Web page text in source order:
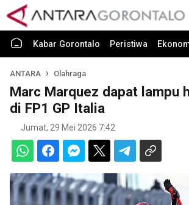
Kabar Gorontalo Peristiwa
ANTARA Olahraga
Marc Marquez dapat lampu
di FP1 GP Italia
Jumat, 29 Mei 2026 7:42